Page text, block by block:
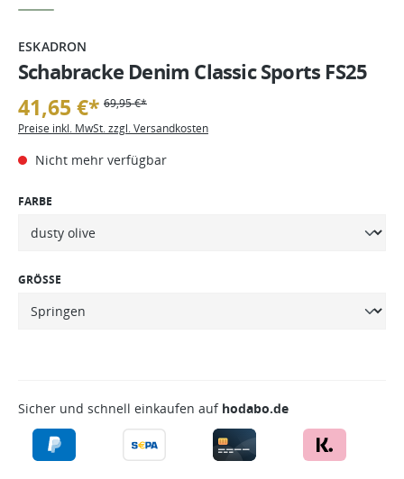
ESKADRON
Schabracke Denim Classic Sports FS25
41,65 €* 69,95 €*
Preise inkl. MwSt. zzgl. Versandkosten
Nicht mehr verfügbar
FARBE
GRÖSSE
Sicher und schnell einkaufen auf hodabo.de